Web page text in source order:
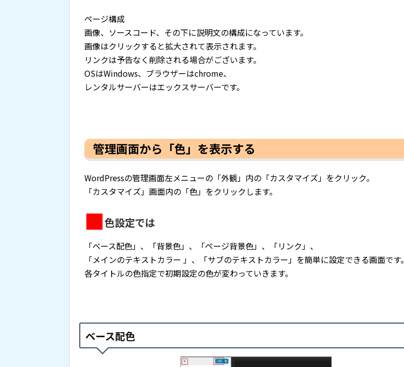
ページ構成
画像、ソースコード、その下に説明文の構成になっています。
画像はクリックすると拡大されて表示されます。
リンクは予告なく削除される場合がございます。
OSはWindows、ブラウザーはchrome、
レンタルサーバーはエックスサーバーです。
管理画面から「色」を表示する
WordPressの管理画面左メニューの「外観」内の「カスタマイズ」をクリック。
「カスタマイズ」画面内の「色」をクリックします。
色設定では
「ベース配色」、「背景色」、「ページ背景色」、「リンク」、
「メインのテキストカラー 」、「サブのテキストカラー」を簡単に設定できる画面です。
各タイトルの色指定で初期設定の色が変わっていきます。
ベース配色